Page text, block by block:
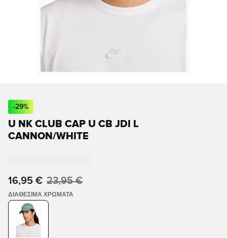
-29%
U NK CLUB CAP U CB JDI L
CANNON/WHITE
16,95 € 23,95 €
ΔΙΑΘΈΣΙΜΑ ΧΡΏΜΑΤΑ